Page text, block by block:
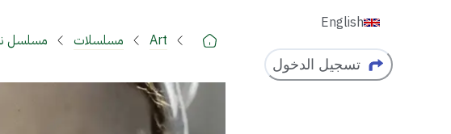
English
تسجيل الدخول
Art مسلسلات